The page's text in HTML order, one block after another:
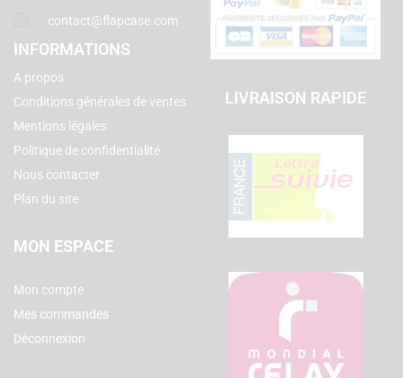
contact@flapcase.com
INFORMATIONS
A propos
Conditions générales de ventes
Mentions légales
Politique de confidentialité
Nous contacter
Plan du site
MON ESPACE
Mon compte
Mes commandes
Déconnexion
LIVRAISON RAPIDE